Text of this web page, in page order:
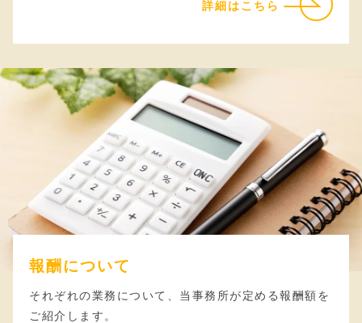
詳細はこちら
報酬について
それぞれの業務について、当事務所が定める報酬額を
ご紹介します。